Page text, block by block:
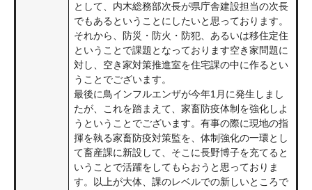
として、内木総務部次長が県庁舎建設担当の次長
でもあるということにしたいと思っております。
それから、防災・防火・防犯、あるいは移住定住
ということで課題となっております空き家問題に
対し、空き家対策推進室を住宅課の中に作るとい
うことでございます。
最後に鳥インフルエンザが今年1月に発生しまし
たが、これを踏まえて、家畜防疫体制を強化しよ
うということでございます。有事の際に現地の指
揮を執る家畜防疫対策監を、体制強化の一環とし
て畜産課に新設して、そこに長野博子を充てると
いうことで活躍をしてもらおうと思っておりま
す。以上が大体、課のレベルでの新しいところで